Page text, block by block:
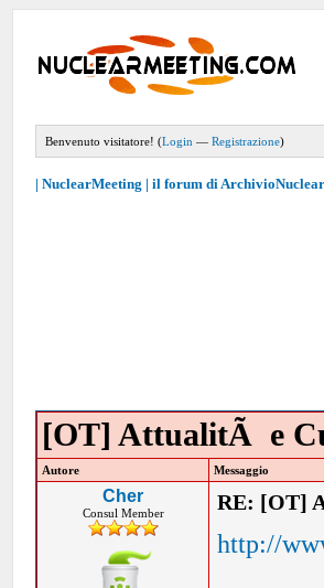
Benvenuto visitatore! (Login —Registrazione)
| NuclearMeeting | il forum di
[OT] AttualitÃ e
Autore Messaggio
Cher
Consul Member RE: [OT]
http://